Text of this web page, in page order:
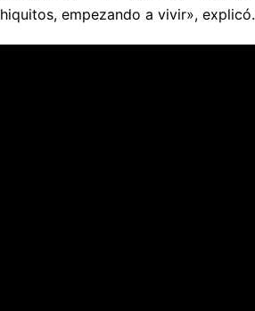
empezando a vivir», explicó.